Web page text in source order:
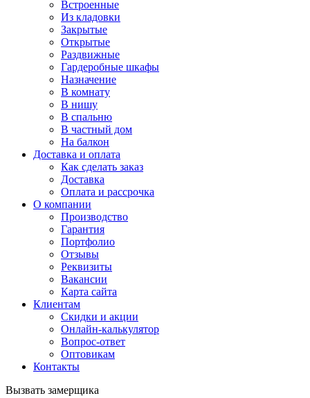
Встроенные
Из кладовки
Закрытые
Открытые
Раздвижные
Гардеробные шкафы
Назначение
В комнату
В нишу
В спальню
В частный дом
На балкон
Доставка и оплата
Как сделать заказ
Доставка
Оплата и рассрочка
О компании
Производство
Гарантия
Портфолио
Отзывы
Реквизиты
Вакансии
Карта сайта
Клиентам
Скидки и акции
Онлайн-калькулятор
Вопрос-ответ
Оптовикам
Контакты
Вызвать замерщика